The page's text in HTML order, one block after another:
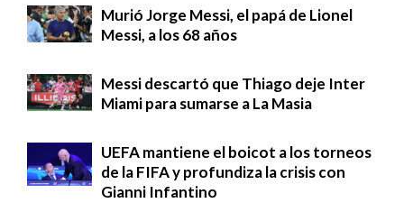
Murió Jorge Messi, el papá de Lionel
Messi, a los 68 años
Messi descartó que Thiago deje Inter
Miami para sumarse a La Masia
UEFA mantiene el boicot a los torneos
de la FIFA y profundiza la crisis con
Gianni Infantino